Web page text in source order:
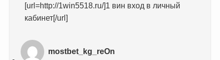
[url=http://1win5518.ru/]1 вин вход в личный
кабинет[/url]
mostbet_kg_reOn